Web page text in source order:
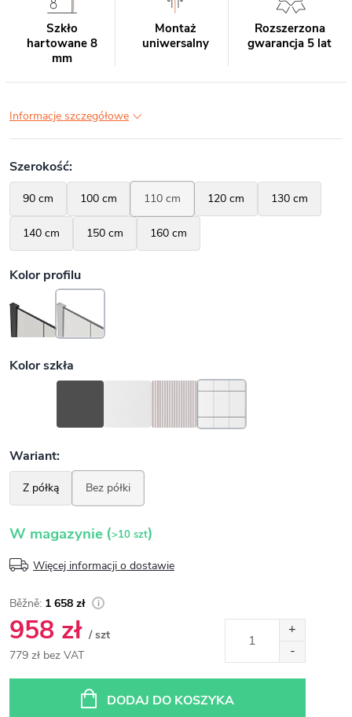
Szkło
hartowane 8
mm
Montaż
uniwersalny
Rozszerzona
gwarancja 5 lat
Informacje szczegółowe
W magazynie (>10 szt)
Więcej informacji o dostawie
1 658 zł
958 zł / szt
779 zł bez VAT
DODAJ DO KOSZYKA